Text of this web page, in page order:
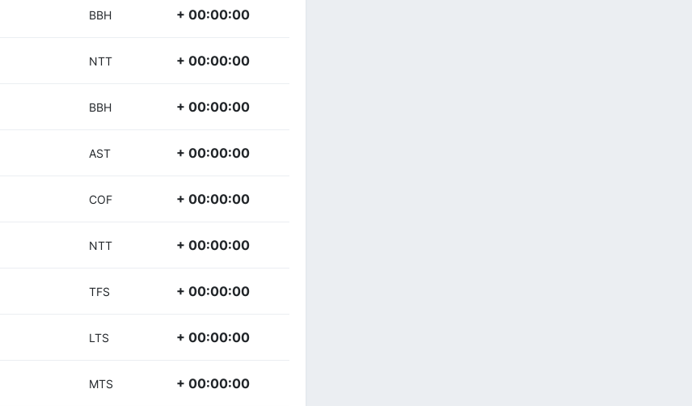
BBH + 00:00:00
NTT + 00:00:00
BBH + 00:00:00
AST + 00:00:00
COF + 00:00:00
NTT + 00:00:00
TFS + 00:00:00
LTS + 00:00:00
MTS + 00:00:00